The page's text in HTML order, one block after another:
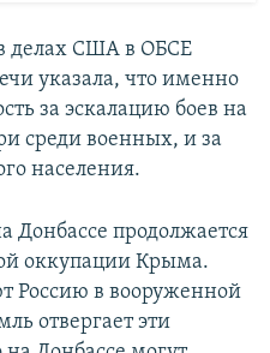
делах США в ОБСЕ
указала, что именно
за эскалацию боев на
среди военных, и за
населения.
продолжается
оккупации Крыма.
Россию в вооруженной
отвергает эти